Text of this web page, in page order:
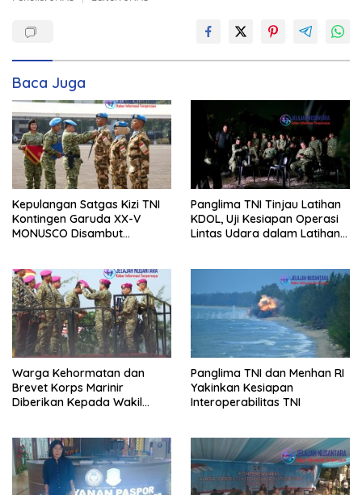
Baca Juga
Kepulangan Satgas Kizi TNI
Kontingen Garuda XX-V
MONUSCO Disambut
Panglima TNI Tinjau Latihan
KDOL, Uji Kesiapan Operasi
Lintas Udara dalam Latihan
Warga Kehormatan dan
Brevet Korps Marinir
Diberikan Kepada Wakil
Panglima TNI dan Menhan RI
Yakinkan Kesiapan
Interoperabilitas TNI